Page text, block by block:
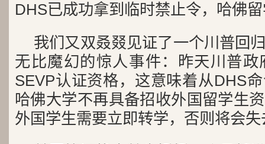
DHS已成功拿到临时禁止令，哈佛
我们又双叒叕见证了一个川普回
无比魔幻的惊人事件：昨天川普
SEVP认证资格，这意味着从DHS
哈佛大学不再具备招收外国留学生
外国学生需要立即转学，否则将会